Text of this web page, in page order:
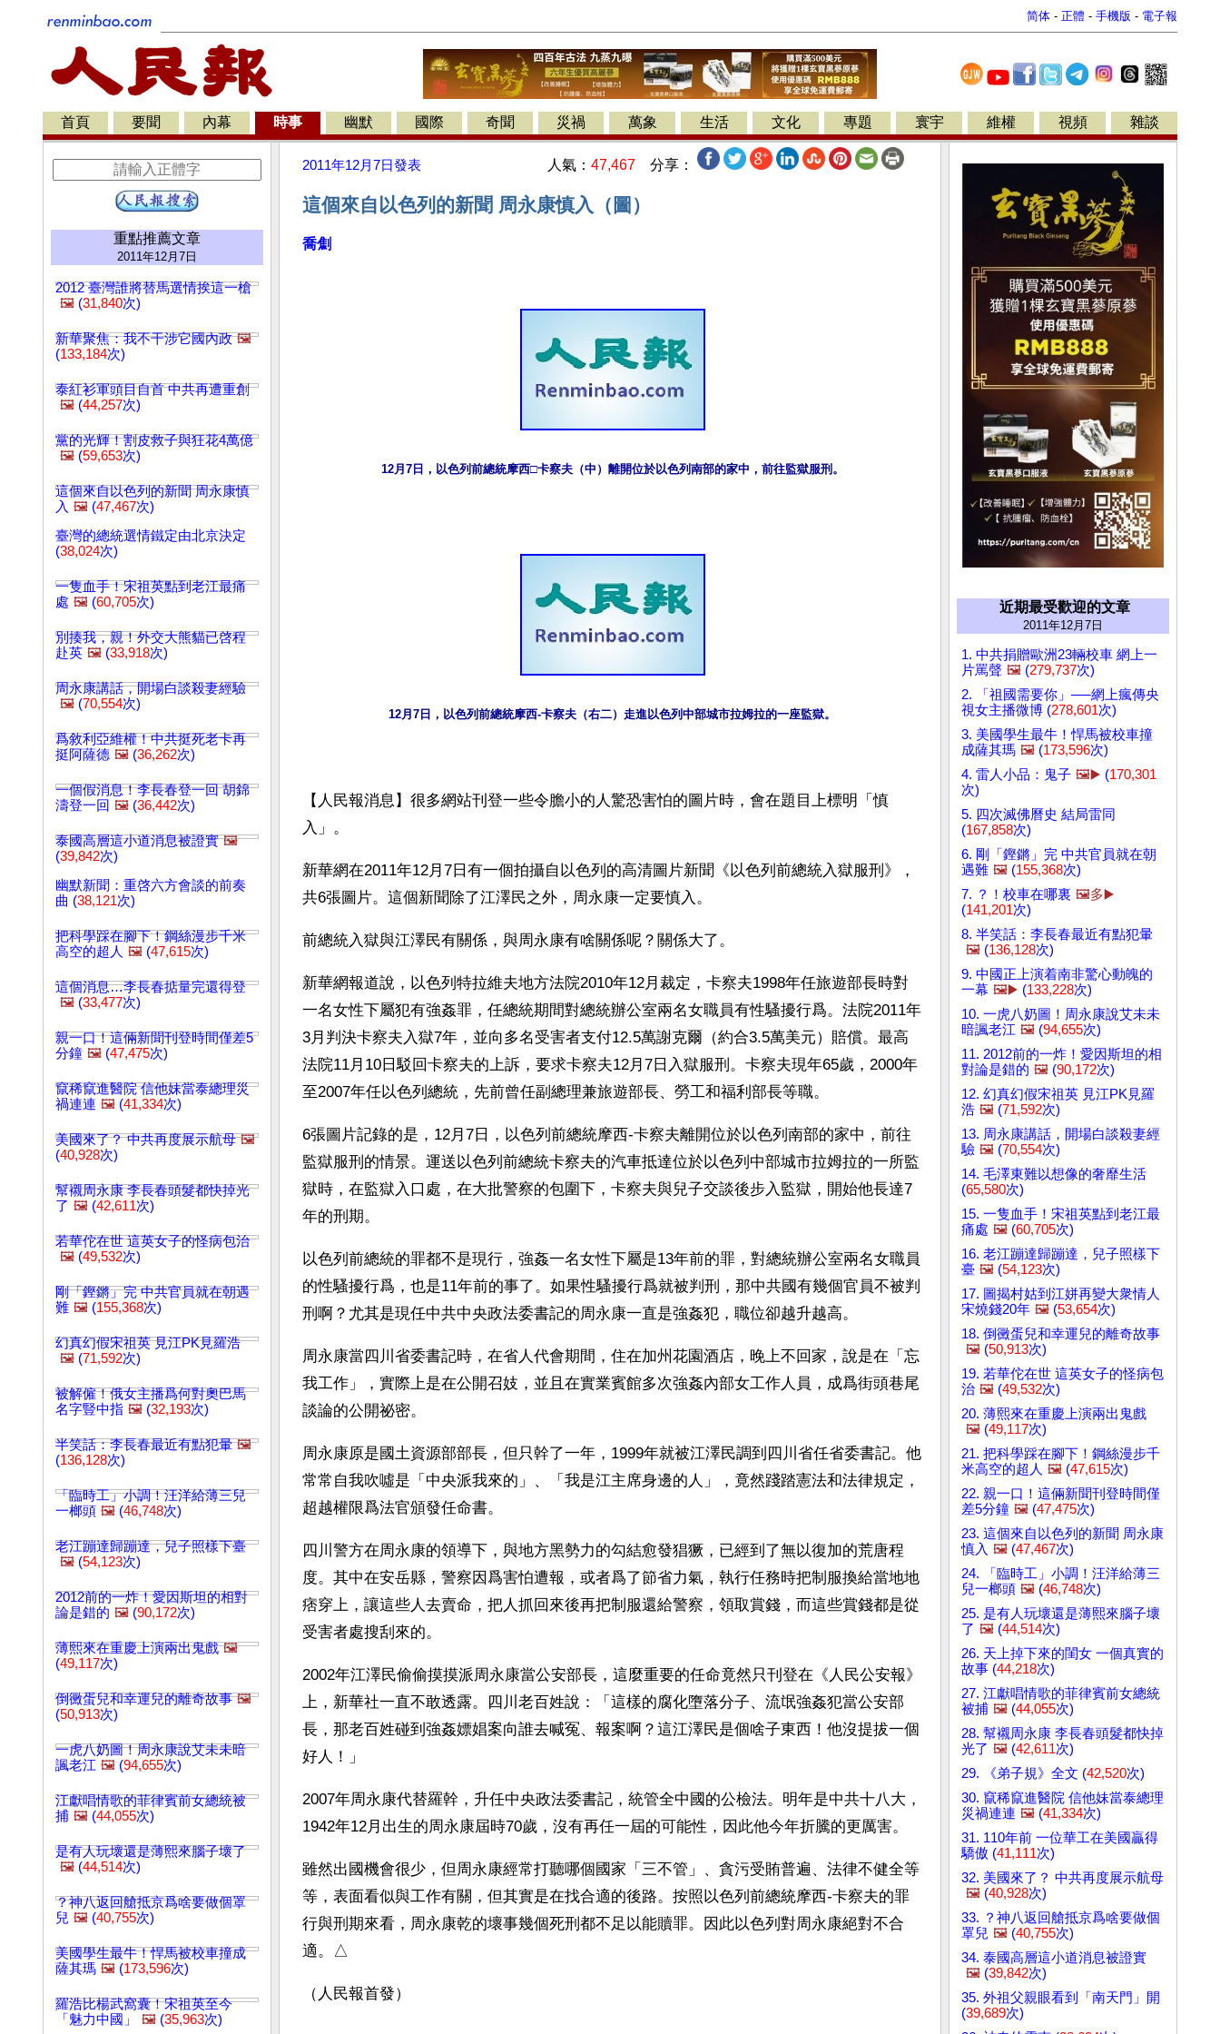
简体 - 正體 - 手機版 - 電子報
首頁 要聞 內幕 時事 幽默 國際 奇聞 災禍 萬象 生活 文化 專題 寰宇 維權 視頻 雜談
重點推薦文章
2011年12月7日
2012 臺灣誰將替馬選情挨這一槍
🖼️ (31,840次)
新華聚焦：我不干涉它國內政 🖼️
(133,184次)
泰紅衫軍頭目自首 中共再遭重創
🖼️ (44,257次)
黨的光輝！割皮救子與狂花4萬億
🖼️ (59,653次)
這個來自以色列的新聞 周永康慎
入 🖼️ (47,467次)
臺灣的總統選情鐵定由北京決定
(38,024次)
一隻血手！宋祖英點到老江最痛
處 🖼️ (60,705次)
別揍我，親！外交大熊貓已啓程
赴英 🖼️ (33,918次)
周永康講話，開場白談殺妻經驗
🖼️ (70,554次)
爲敘利亞維權！中共挺死老卡再
挺阿薩德 🖼️ (36,262次)
一個假消息！李長春登一回 胡錦
濤登一回 🖼️ (36,442次)
泰國高層這小道消息被證實 🖼️
(39,842次)
幽默新聞：重啓六方會談的前奏
曲 (38,121次)
把科學踩在腳下！鋼絲漫步千米
高空的超人 🖼️ (47,615次)
這個消息…李長春掂量完還得登
🖼️ (33,477次)
親一口！這倆新聞刊登時間僅差5
分鐘 🖼️ (47,475次)
竄稀竄進醫院 信他妹當泰總理災
禍連連 🖼️ (41,334次)
美國來了？ 中共再度展示航母 🖼️
(40,928次)
幫襯周永康 李長春頭髮都快掉光
了 🖼️ (42,611次)
若華佗在世 這英女子的怪病包治
🖼️ (49,532次)
剛「鏗鏘」完 中共官員就在朝遇
難 🖼️ (155,368次)
幻真幻假宋祖英 見江PK見羅浩
🖼️ (71,592次)
被解僱！俄女主播爲何對奧巴馬
名字豎中指 🖼️ (32,193次)
半笑話：李長春最近有點犯暈 🖼️
(136,128次)
「臨時工」小調！汪洋給薄三兒
一榔頭 🖼️ (46,748次)
老江蹦達歸蹦達，兒子照樣下臺
🖼️ (54,123次)
2012前的一炸！愛因斯坦的相對
論是錯的 🖼️ (90,172次)
薄熙來在重慶上演兩出鬼戲 🖼️
(49,117次)
倒黴蛋兒和幸運兒的離奇故事 🖼️
(50,913次)
一虎八奶圖！周永康說艾未未暗
諷老江 🖼️ (94,655次)
江獻唱情歌的菲律賓前女總統被
捕 🖼️ (44,055次)
是有人玩壞還是薄熙來腦子壞了
🖼️ (44,514次)
？神八返回艙抵京爲啥要做個罩
兒 🖼️ (40,755次)
美國學生最牛！悍馬被校車撞成
薩其瑪 🖼️ (173,596次)
羅浩比楊武窩囊！宋祖英至今
「魅力中國」
🖼️ (35,963次)
2011年12月7日發表 人氣： 47,467 分享：
這個來自以色列的新聞 周永康慎入（圖）
喬劁
12月7日，以色列前總統摩西□卡察夫（中）離開位於以色列南部的家中，前往監獄服刑。
12月7日，以色列前總統摩西-卡察夫（右二）走進以色列中部城市拉姆拉的一座監獄。
【人民報消息】很多網站刊登一些令膽小的人驚恐害怕的圖片時，會在題目上標明「慎
入」。
新華網在2011年12月7日有一個拍攝自以色列的高清圖片新聞《以色列前總統入獄服刑》，
共6張圖片。這個新聞除了江澤民之外，周永康一定要慎入。
前總統入獄與江澤民有關係，與周永康有啥關係呢？關係大了。
新華網報道說，以色列特拉維夫地方法院2010年12月裁定，卡察夫1998年任旅遊部長時對
一名女性下屬犯有強姦罪，任總統期間對總統辦公室兩名女職員有性騷擾行爲。法院2011年
3月判決卡察夫入獄7年，並向多名受害者支付12.5萬謝克爾（約合3.5萬美元）賠償。最高
法院11月10日駁回卡察夫的上訴，要求卡察夫12月7日入獄服刑。卡察夫現年65歲，2000年
至2007年任以色列總統，先前曾任副總理兼旅遊部長、勞工和福利部長等職。
6張圖片記錄的是，12月7日，以色列前總統摩西-卡察夫離開位於以色列南部的家中，前往
監獄服刑的情景。運送以色列前總統卡察夫的汽車抵達位於以色列中部城市拉姆拉的一所監
獄時，在監獄入口處，在大批警察的包圍下，卡察夫與兒子交談後步入監獄，開始他長達7
年的刑期。
以色列前總統的罪都不是現行，強姦一名女性下屬是13年前的罪，對總統辦公室兩名女職員
的性騷擾行爲，也是11年前的事了。如果性騷擾行爲就被判刑，那中共國有幾個官員不被判
刑啊？尤其是現任中共中央政法委書記的周永康一直是強姦犯，職位卻越升越高。
周永康當四川省委書記時，在省人代會期間，住在加州花園酒店，晚上不回家，說是在「忘
我工作」，實際上是在公開召妓，並且在實業賓館多次強姦內部女工作人員，成爲街頭巷尾
談論的公開祕密。
周永康原是國土資源部部長，但只幹了一年，1999年就被江澤民調到四川省任省委書記。他
常常自我吹噓是「中央派我來的」、「我是江主席身邊的人」，竟然踐踏憲法和法律規定，
超越權限爲法官頒發任命書。
四川警方在周永康的領導下，與地方黑勢力的勾結愈發猖獗，已經到了無以復加的荒唐程
度。其中在安岳縣，警察因爲害怕遭報，或者爲了節省力氣，執行任務時把制服換給當地地
痞穿上，讓這些人去賣命，把人抓回來後再把制服還給警察，領取賞錢，而這些賞錢都是從
受害者處搜刮來的。
2002年江澤民偷偷摸摸派周永康當公安部長，這麼重要的任命竟然只刊登在《人民公安報》
上，新華社一直不敢透露。四川老百姓說：「這樣的腐化墮落分子、流氓強姦犯當公安部
長，那老百姓碰到強姦嫖娼案向誰去喊冤、報案啊？這江澤民是個啥子東西！他沒提拔一個
好人！」
2007年周永康代替羅幹，升任中央政法委書記，統管全中國的公檢法。明年是中共十八大，
1942年12月出生的周永康屆時70歲，沒有再任一屆的可能性，因此他今年折騰的更厲害。
雖然出國機會很少，但周永康經常打聽哪個國家「三不管」、貪污受賄普遍、法律不健全等
等，表面看似與工作有關，但其實是在找合適的後路。按照以色列前總統摩西-卡察夫的罪
行與刑期來看，周永康乾的壞事幾個死刑都不足以能贖罪。因此以色列對周永康絕對不合
適。△
（人民報首發）
近期最受歡迎的文章
2011年12月7日
1. 中共捐贈歐洲23輛校車 網上一
片罵聲 🖼️ (279,737次)
2. 「祖國需要你」──網上瘋傳央
視女主播微博 (278,601次)
3. 美國學生最牛！悍馬被校車撞
成薩其瑪 🖼️ (173,596次)
4. 雷人小品：鬼子 🖼️▶️ (170,301
次)
5. 四次滅佛曆史 結局雷同
(167,858次)
6. 剛「鏗鏘」完 中共官員就在朝
遇難 🖼️ (155,368次)
7. ？！校車在哪裏 🖼️多▶️
(141,201次)
8. 半笑話：李長春最近有點犯暈
🖼️ (136,128次)
9. 中國正上演着南非驚心動魄的
一幕 🖼️▶️ (133,228次)
10. 一虎八奶圖！周永康說艾未未
暗諷老江 🖼️ (94,655次)
11. 2012前的一炸！愛因斯坦的相
對論是錯的 🖼️ (90,172次)
12. 幻真幻假宋祖英 見江PK見羅
浩 🖼️ (71,592次)
13. 周永康講話，開場白談殺妻經
驗 🖼️ (70,554次)
14. 毛澤東難以想像的奢靡生活
(65,580次)
15. 一隻血手！宋祖英點到老江最
痛處 🖼️ (60,705次)
16. 老江蹦達歸蹦達，兒子照樣下
臺 🖼️ (54,123次)
17. 圖揭村姑到江姘再變大衆情人
宋燒錢20年 🖼️ (53,654次)
18. 倒黴蛋兒和幸運兒的離奇故事
🖼️ (50,913次)
19. 若華佗在世 這英女子的怪病包
治 🖼️ (49,532次)
20. 薄熙來在重慶上演兩出鬼戲
🖼️ (49,117次)
21. 把科學踩在腳下！鋼絲漫步千
米高空的超人 🖼️ (47,615次)
22. 親一口！這倆新聞刊登時間僅
差5分鐘 🖼️ (47,475次)
23. 這個來自以色列的新聞 周永康
慎入 🖼️ (47,467次)
24. 「臨時工」小調！汪洋給薄三
兒一榔頭 🖼️ (46,748次)
25. 是有人玩壞還是薄熙來腦子壞
了 🖼️ (44,514次)
26. 天上掉下來的閨女 一個真實的
故事 (44,218次)
27. 江獻唱情歌的菲律賓前女總統
被捕 🖼️ (44,055次)
28. 幫襯周永康 李長春頭髮都快掉
光了 🖼️ (42,611次)
29. 《弟子規》全文 (42,520次)
30. 竄稀竄進醫院 信他妹當泰總理
災禍連連 🖼️ (41,334次)
31. 110年前 一位華工在美國贏得
驕傲 (41,111次)
32. 美國來了？ 中共再度展示航母
🖼️ (40,928次)
33. ？神八返回艙抵京爲啥要做個
罩兒 🖼️ (40,755次)
34. 泰國高層這小道消息被證實
🖼️ (39,842次)
35. 外祖父親眼看到「南天門」開
(39,689次)